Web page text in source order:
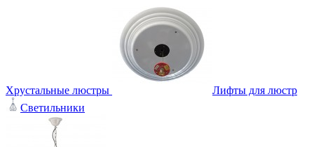
Хрустальные люстры
Лифты для люстр
Светильники